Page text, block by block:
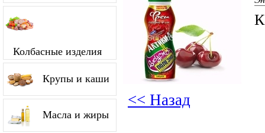
Колбасные изделия
Крупы и каши
Масла и жиры
<< Назад